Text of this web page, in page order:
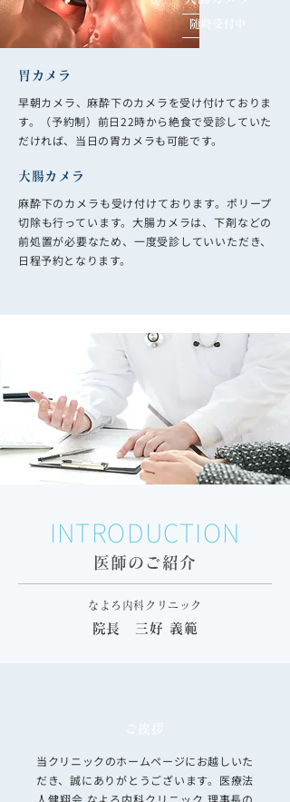
随時受付中
胃カメラ
早朝カメラ、麻酔下のカメラを受け付けておりま
す。（予約制）前日22時から絶食で受診していた
だければ、当日の胃カメラも可能です。
大腸カメラ
麻酔下のカメラも受け付けております。ポリープ
切除も行っています。大腸カメラは、下剤などの
前処置が必要なため、一度受診していいただき、
日程予約となります。
INTRODUCTION
医師のご紹介
なよろ内科クリニック
院長 三好 義範
​ご挨拶
当クリニックのホームページにお越しいた
だき、誠にありがとうございます。医療法
人健翔会 なよろ内科クリニック 理事長の